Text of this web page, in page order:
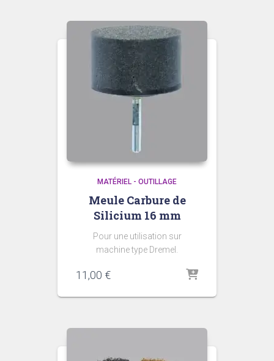
MATÉRIEL - OUTILLAGE
Meule Carbure de
Silicium 16 mm
Pour une utilisation sur
machine type Dremel.
11,00 €